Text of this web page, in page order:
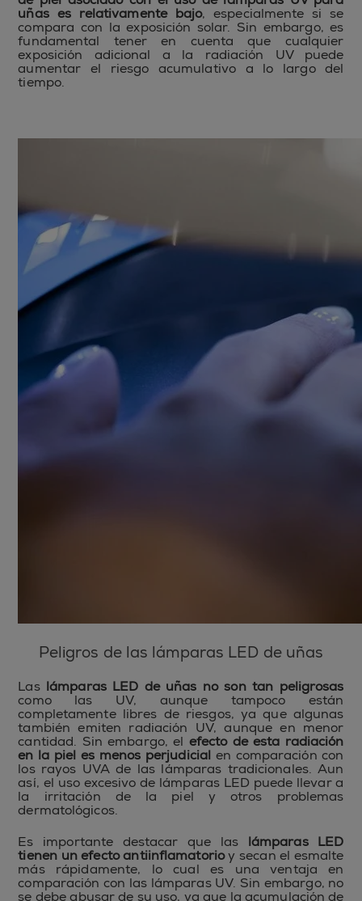
uñas es relativamente bajo, especialmente si se
compara con la exposición solar. Sin embargo, es
fundamental tener en cuenta que cualquier
exposición adicional a la radiación UV puede
aumentar el riesgo acumulativo a lo largo del
tiempo.
Peligros de las lámparas LED de uñas
Las lámparas LED de uñas no son tan peligrosas
como las UV, aunque tampoco están
completamente libres de riesgos, ya que algunas
también emiten radiación UV, aunque en menor
cantidad. Sin embargo, el efecto de esta radiación
en la piel es menos perjudicial en comparación con
los rayos UVA de las lámparas tradicionales. Aun
así, el uso excesivo de lámparas LED puede llevar a
la irritación de la piel y otros problemas
dermatológicos.
Es importante destacar que las lámparas LED
tienen un efecto antiinflamatorioy secan el esmalte
más rápidamente, lo cual es una ventaja en
comparación con las lámparas UV. Sin embargo, no
se debe abusar de su uso, ya que la acumulación de